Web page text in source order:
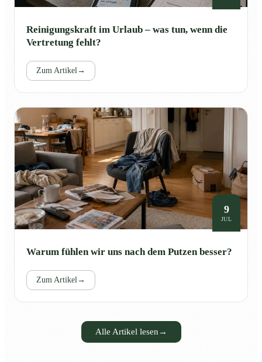
Reinigungskraft im Urlaub – was tun, wenn die
Vertretung fehlt?
Zum Artikel→
9
JUL
Warum fühlen wir uns nach dem Putzen besser?
Zum Artikel→
Alle Artikel lesen →